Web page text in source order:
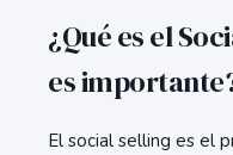
¿Qué es el
es
El social selling es el